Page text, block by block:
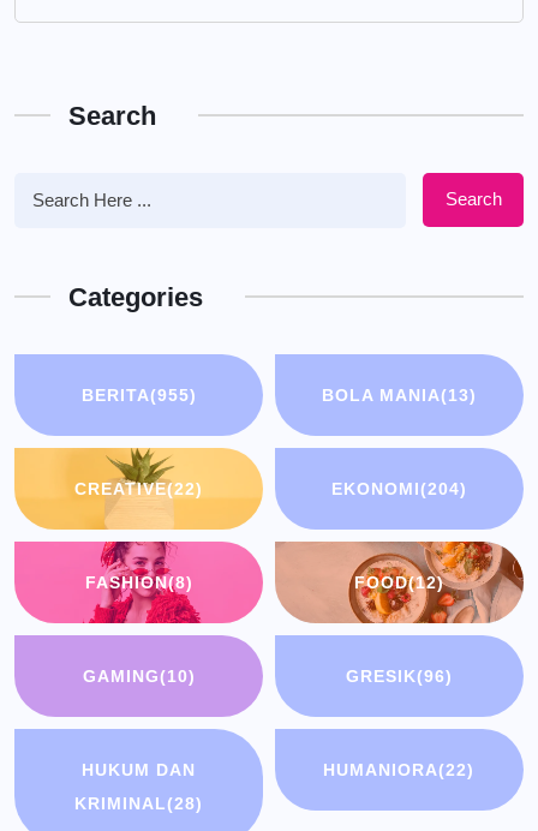
Search
Search
Categories
BERITA(955) BOLA MANIA(13)
CREATIVE(22) EKONOMI(204)
FASHION(8) FOOD(12)
GAMING(10) GRESIK(96)
HUKUM DAN
KRIMINAL(28)
HUMANIORA(22)